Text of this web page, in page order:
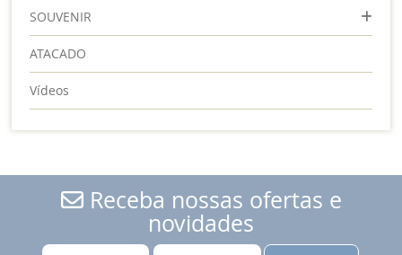
SOUVENIR
ATACADO
Vídeos
Receba nossas ofertas e
novidades